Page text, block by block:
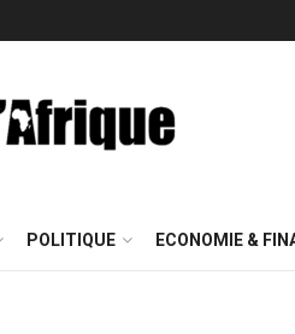
POLITIQUE ECONOMIE &